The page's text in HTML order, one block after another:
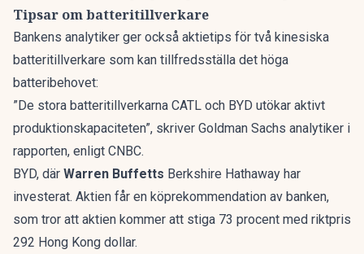
Tipsar om batteritillverkare
Bankens analytiker ger också aktietips för två kinesiska
batteritillverkare som kan tillfredsställa det höga
batteribehovet:
”De stora batteritillverkarna CATL och BYD utökar aktivt
produktionskapaciteten”, skriver Goldman Sachs analytiker i
rapporten, enligt CNBC.
BYD, där Warren Buffetts Berkshire Hathaway har
investerat. Aktien får en köprekommendation av banken,
som tror att aktien kommer att stiga 73 procent med riktpris
292 Hong Kong dollar.